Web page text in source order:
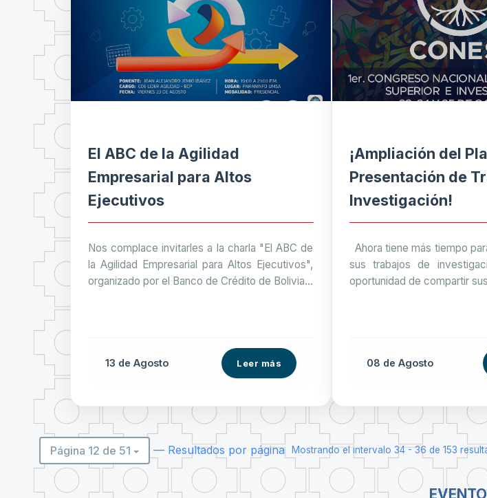
El ABC de la Agilidad
Empresarial para Altos
Ejecutivos
Nos complace invitarles a la charla "El ABC de
la Agilidad Empresarial para Altos Ejecutivos",
organizado por el Banco de Crédito de Bolivia...
13 deAgosto Leer más
¡Ampliación del
Presentación de
Investigación!
Ahora tiene más tiempo
sus trabajos de
oportunidad de compartir
08 deAgosto
Página 12 de 51 — Resultados por página Mostrando el intervalo 34 - 36 de 153